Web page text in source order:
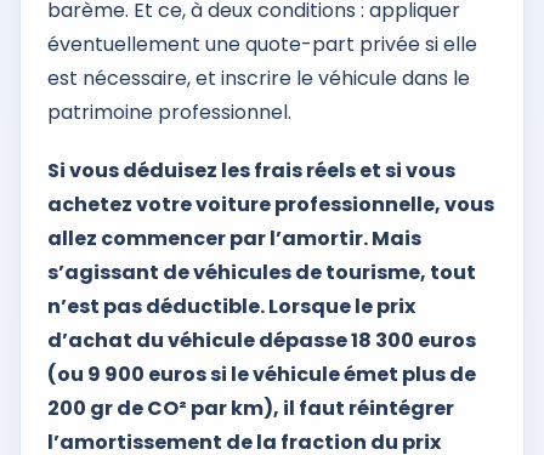
barème. Et ce, à deux conditions : appliquer
éventuellement une quote-part privée si elle
est nécessaire, et inscrire le véhicule dans le
patrimoine professionnel.
Si vous déduisez les frais réels et si vous
achetez votre voiture professionnelle, vous
allez commencer par l’amortir. Mais
s’agissant de véhicules de tourisme, tout
n’est pas déductible. Lorsque le prix
d’achat du véhicule dépasse 18 300 euros
(ou 9 900 euros si le véhicule émet plus de
200 gr de CO² par km), il faut réintégrer
l’amortissement de la fraction du prix